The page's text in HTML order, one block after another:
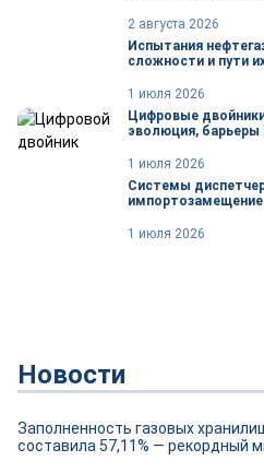
2 августа 2026
Испытания
сложности и пути
1 июля 2026
Цифровые
эволюция, барьеры
1 июля 2026
Системы
1 июля 2026
Новости
Заполненность газовых
составила 57,11% — рекордный